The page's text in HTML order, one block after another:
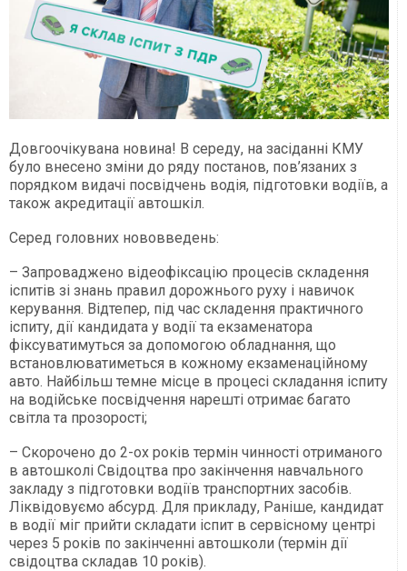
Довгоочікувана новина! В середу, на засіданні КМУ
було внесено зміни до ряду постанов, пов’язаних з
порядком видачі посвідчень водія, підготовки водіїв, а
також акредитації автошкіл.
Серед головних нововведень:
– Запроваджено відеофіксацію процесів складення
іспитів зі знань правил дорожнього руху і навичок
керування. Відтепер, під час складення практичного
іспиту, дії кандидата у водії та екзаменатора
фіксуватимуться за допомогою обладнання, що
встановлюватиметься в кожному екзаменаційному
авто. Найбільш темне місце в процесі складання іспиту
на водійське посвідчення нарешті отримає багато
світла та прозорості;
– Скорочено до 2-ох років термін чинності отриманого
в автошколі Свідоцтва про закінчення навчального
закладу з підготовки водіїв транспортних засобів.
Ліквідовуємо абсурд. Для прикладу, Раніше, кандидат
в водії міг прийти складати іспит в сервісному центрі
через 5 років по закінченні автошколи (термін дії
свідоцтва складав 10 років).